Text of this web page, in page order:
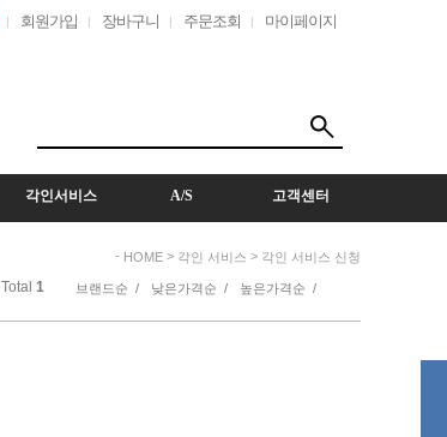
회원가입 장바구니 주문조회 마이페이지
각인서비스 A/S 고객센터
- HOME > 각인 서비스 > 각인 서비스 신청
Total 1 브랜드순 / 낮은가격순 / 높은가격순 /